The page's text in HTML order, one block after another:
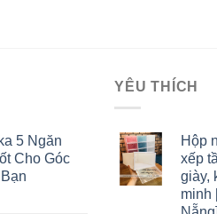
5 Ngăn
Cho Góc
YÊU THÍCH
Hộp
xếp
giày,
minh